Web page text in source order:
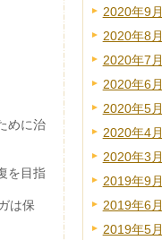
めに治
を目指
は保
2020年9月
2020年8月
2020年7月
2020年6月
2020年5月
2020年4月
2020年3月
2019年9月
2019年6月
2019年5月